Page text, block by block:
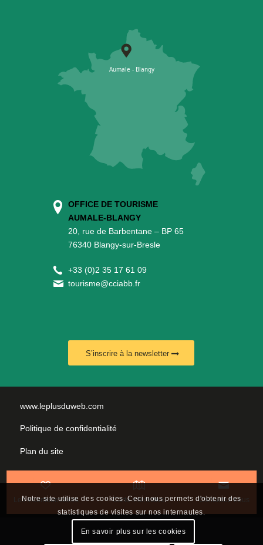
Les incontournables Carte interactive Contactez-nous
OFFICE DE TOURISME
AUMALE-BLANGY
20, rue de Barbentane – BP 65
76340 Blangy-sur-Bresle
+33 (0)2 35 17 61 09
tourisme@cciabb.fr
S’inscrire à la newsletter
www.leplusduweb.com
Politique de confidentialité
Plan du site
Nous contacter
Notre site utilise des cookies. Ceci nous permets d'obtenir des
statistiques de visites sur nos internautes.
En savoir plus sur les cookies